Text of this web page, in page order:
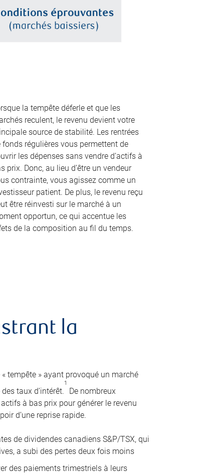
la tempête déferle et que les
reculent, le revenu devient votre
source de stabilité. Les rentrées
fonds régulières vous permettent de
les dépenses sans vendre d’actifs à
prix. Donc, au lieu d’être un vendeur
contrainte, vous agissez comme un
patient. De plus, le revenu reçu
être réinvesti sur le marché à un
opportun, ce qui accentue les
de la composition au fil du temps.
la
tempête » ayant provoqué un marché
taux d’intérêt.
1
De nombreux
à bas prix pour générer le revenu
d’une reprise rapide.
de dividendes canadiens S&P/TSX, qui
a subi des pertes deux fois moins
des paiements trimestriels à leurs